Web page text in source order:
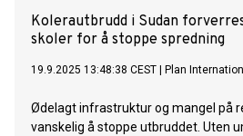
Kolerautbrudd i Sudan
skoler for å stoppe spredning
19.9.2025 13:48:38 CEST Plan
Ødelagt infrastruktur og mangel på
vanskelig å stoppe utbruddet. Uten